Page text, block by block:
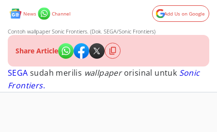
News Channel Add Us on Google
Contoh wallpaper Sonic Frontiers. (Dok. SEGA/Sonic Frontiers)
Share Article
SEGA sudah merilis wallpaperorisinal untuk Sonic
Frontiers.